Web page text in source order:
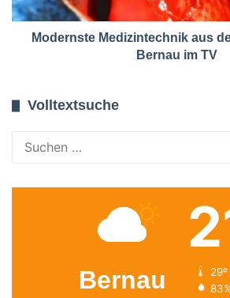
Modernste Medizintechnik aus
Bernau im TV
Volltextsuche
Bernau